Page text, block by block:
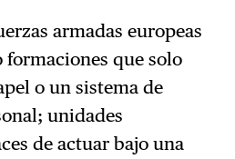
armadas europeas
formaciones que solo
o un sistema de
unidades
de actuar bajo una